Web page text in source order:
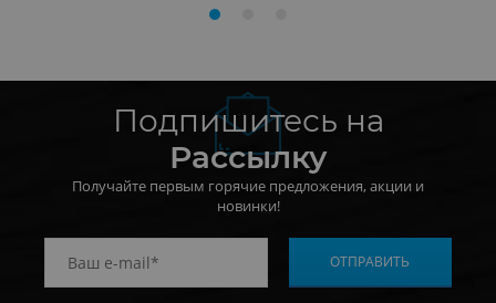
Подпишитесь на
Рассылку
Получайте первым горячие предложения, акции и
новинки!